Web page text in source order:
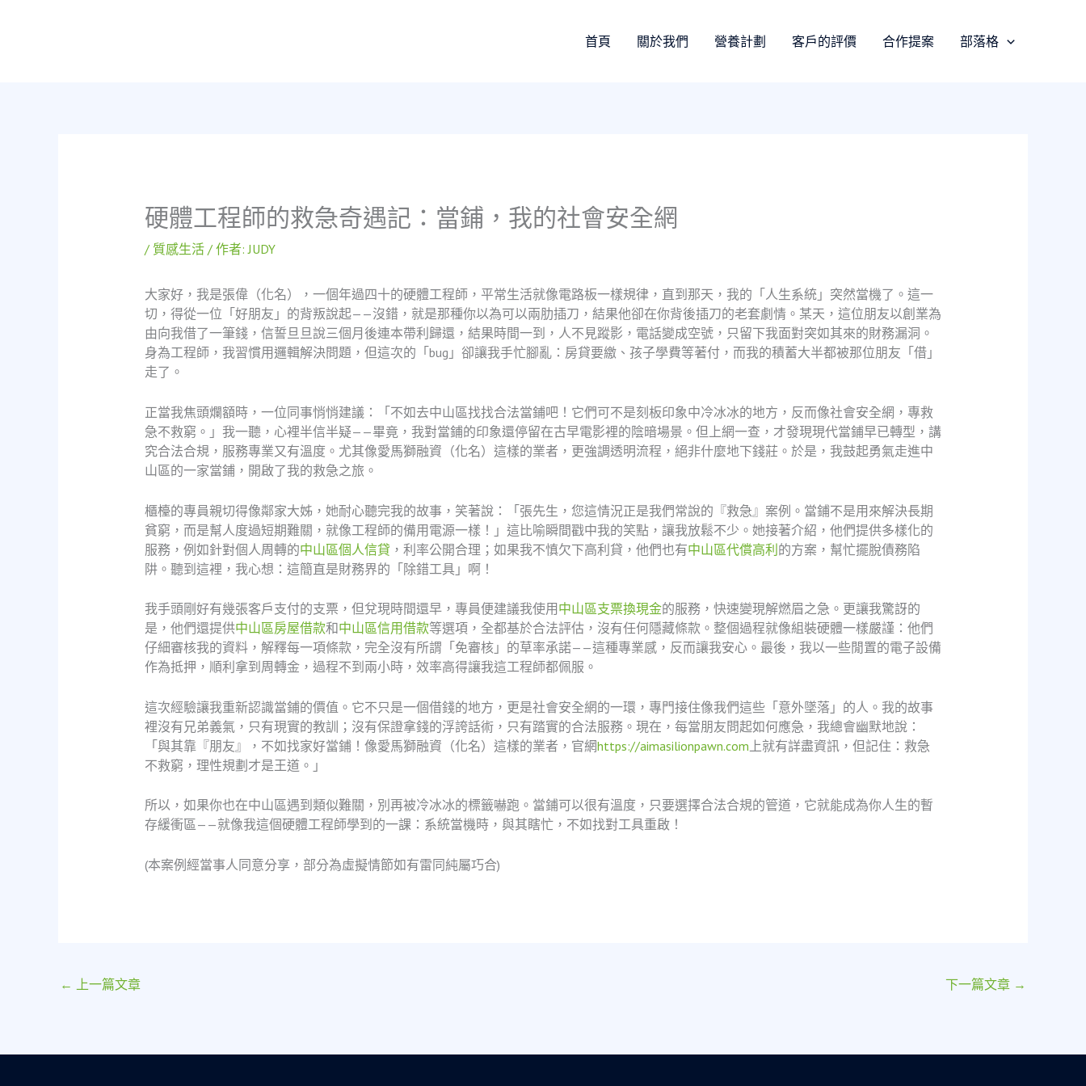
首頁 關於我們 營養計劃 客戶的評價 合作提案 部落格
硬體工程師的救急奇遇記：當鋪，我的社會安全網
/ 質感生活/ 作者:JUDY
大家好，我是張偉（化名），一個年過四十的硬體工程師，平常生活就像電路板一樣規律，直到那天，我的「人生系統」突然當機了。這一
切，得從一位「好朋友」的背叛說起——沒錯，就是那種你以為可以兩肋插刀，結果他卻在你背後插刀的老套劇情。某天，這位朋友以創業為
由向我借了一筆錢，信誓旦旦說三個月後連本帶利歸還，結果時間一到，人不見蹤影，電話變成空號，只留下我面對突如其來的財務漏洞。
身為工程師，我習慣用邏輯解決問題，但這次的「bug」卻讓我手忙腳亂：房貸要繳、孩子學費等著付，而我的積蓄大半都被那位朋友「借」
走了。
正當我焦頭爛額時，一位同事悄悄建議：「不如去中山區找找合法當鋪吧！它們可不是刻板印象中冷冰冰的地方，反而像社會安全網，專救
急不救窮。」我一聽，心裡半信半疑——畢竟，我對當鋪的印象還停留在古早電影裡的陰暗場景。但上網一查，才發現現代當鋪早已轉型，講
究合法合規，服務專業又有溫度。尤其像愛馬獅融資（化名）這樣的業者，更強調透明流程，絕非什麼地下錢莊。於是，我鼓起勇氣走進中
山區的一家當鋪，開啟了我的救急之旅。
櫃檯的專員親切得像鄰家大姊，她耐心聽完我的故事，笑著說：「張先生，您這情況正是我們常說的『救急』案例。當鋪不是用來解決長期
貧窮，而是幫人度過短期難關，就像工程師的備用電源一樣！」這比喻瞬間戳中我的笑點，讓我放鬆不少。她接著介紹，他們提供多樣化的
服務，例如針對個人周轉的中山區個人信貸 ，利率公開合理；如果我不慎欠下高利貸，他們也有中山區代償高利的方案，幫忙擺脫債務陷
阱。聽到這裡，我心想：這簡直是財務界的「除錯工具」啊！
我手頭剛好有幾張客戶支付的支票，但兌現時間還早，專員便建議我使用 中山區支票換現金的服務，快速變現解燃眉之急。更讓我驚訝的
是，他們還提供中山區房屋借款和中山區信用借款等選項，全都基於合法評估，沒有任何隱藏條款。整個過程就像組裝硬體一樣嚴謹：他們
仔細審核我的資料，解釋每一項條款，完全沒有所謂「免審核」的草率承諾——這種專業感，反而讓我安心。最後，我以一些閒置的電子設備
作為抵押，順利拿到周轉金，過程不到兩小時，效率高得讓我這工程師都佩服。
這次經驗讓我重新認識當鋪的價值。它不只是一個借錢的地方，更是社會安全網的一環，專門接住像我們這些「意外墜落」的人。我的故事
裡沒有兄弟義氣，只有現實的教訓；沒有保證拿錢的浮誇話術，只有踏實的合法服務。現在，每當朋友問起如何應急，我總會幽默地說：
「與其靠『朋友』，不如找家好當鋪！像愛馬獅融資（化名）這樣的業者，官網https://aimasilionpawn.com 上就有詳盡資訊，但記住：救急
不救窮，理性規劃才是王道。」
所以，如果你也在中山區遇到類似難關，別再被冷冰冰的標籤嚇跑。當鋪可以很有溫度，只要選擇合法合規的管道，它就能成為你人生的暫
存緩衝區——就像我這個硬體工程師學到的一課：系統當機時，與其瞎忙，不如找對工具重啟！
(本案例經當事人同意分享，部分為虛擬情節如有雷同純屬巧合)
← 上一篇文章 下一篇文章 →